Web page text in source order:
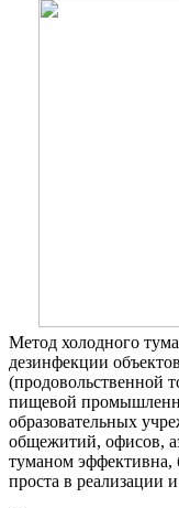
Метод холодного
дезинфекции
(продовольственной
пищевой
образовательных
общежитий, офисов,
туманом эффективна,
проста в реализации